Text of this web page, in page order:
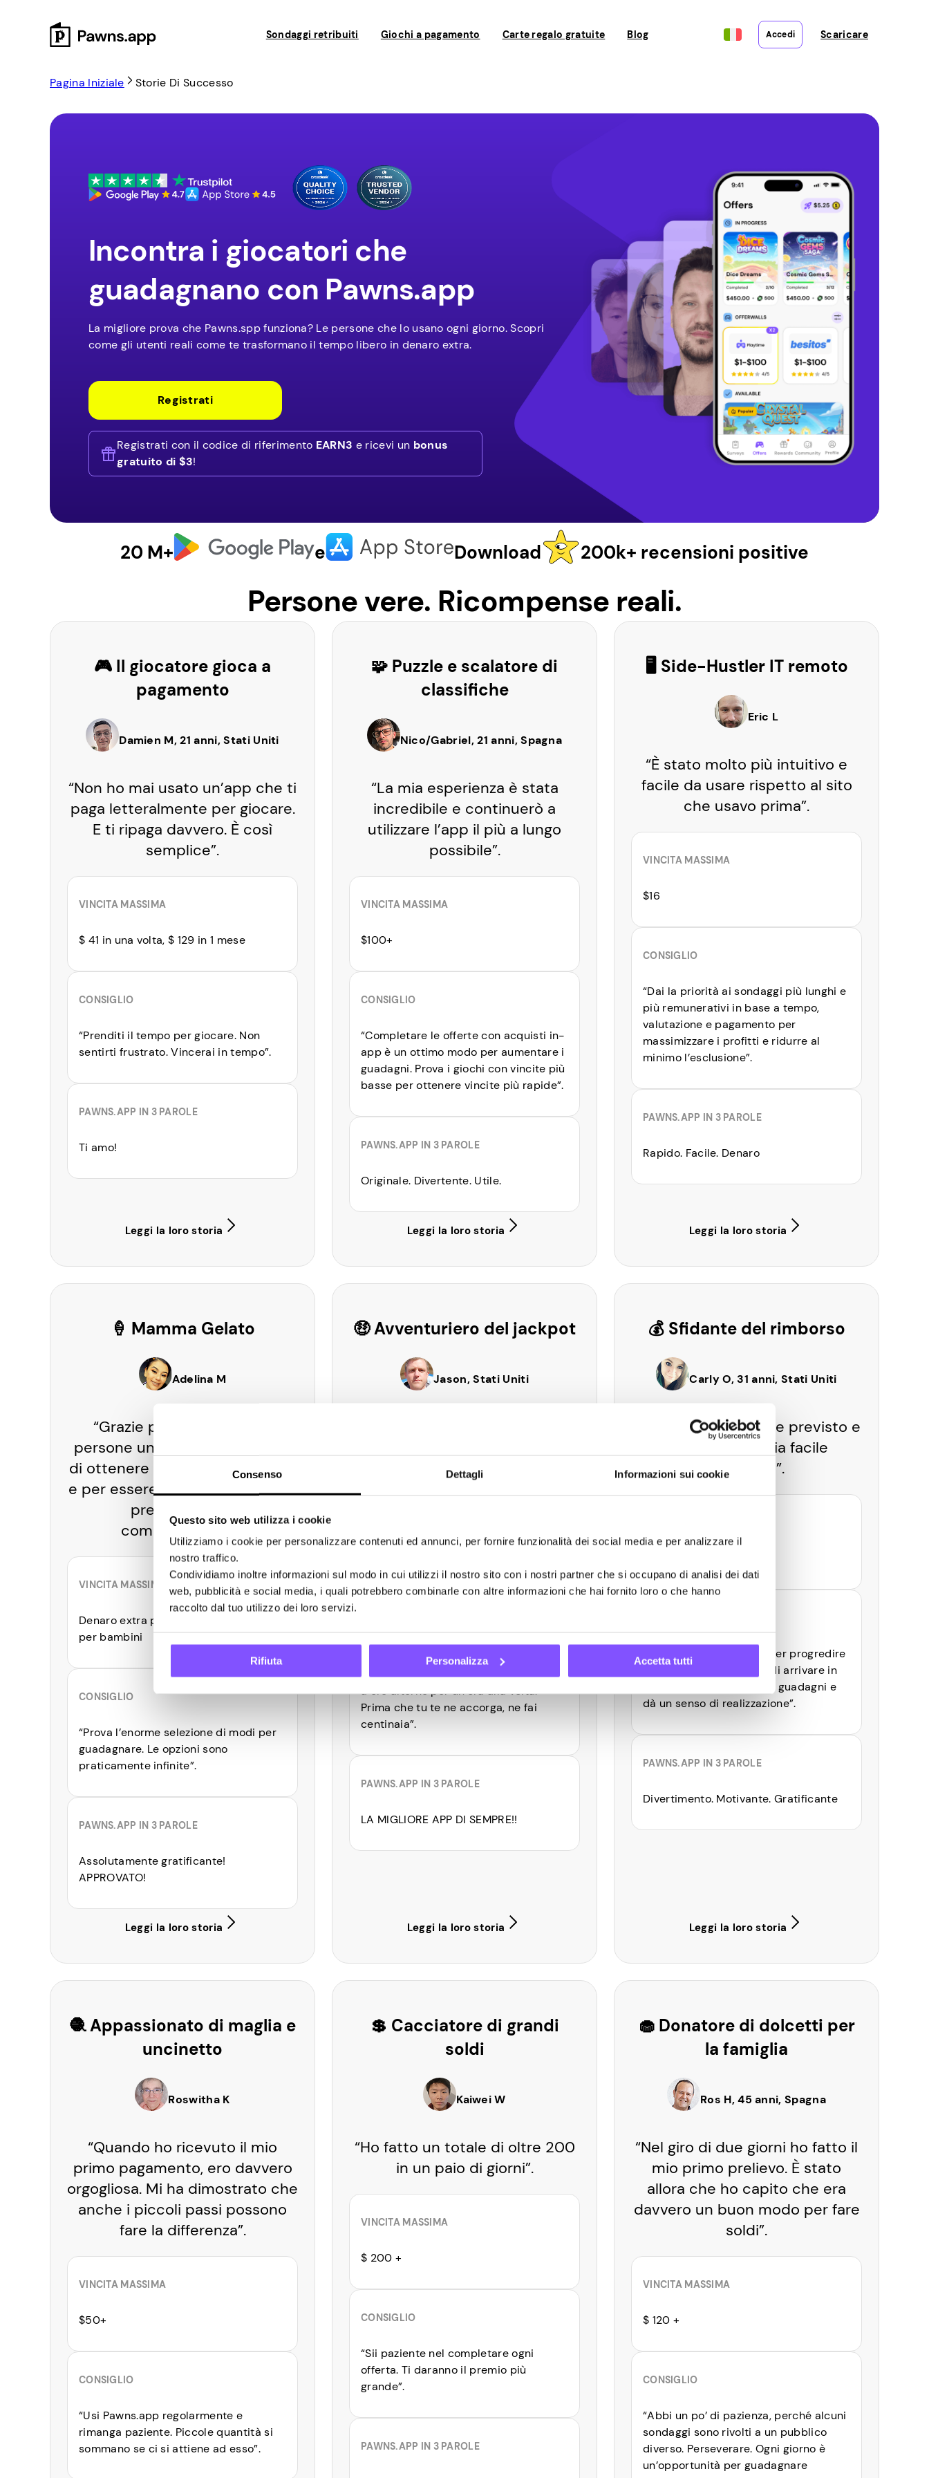
Consenso Dettagli Informazioni sui cookie
Questo sito web utilizza i cookie
Utilizziamo i cookie per personalizzare contenuti ed annunci, per fornire funzionalità dei social media e per analizzare il
nostro traffico.
Condividiamo inoltre informazioni sul modo in cui utilizzi il nostro sito con i nostri partner che si occupano di analisi dei dati
web, pubblicità e social media, i quali potrebbero combinarle con altre informazioni che hai fornito loro o che hanno
raccolto dal tuo utilizzo dei loro servizi.
Rifiuta Personalizza Accetta tutti
Sondaggi retribuiti Giochi a pagamento Carte regalo gratuite Blog Accedi Scaricare
Pagina Iniziale Storie Di Successo
Incontra i giocatori che
guadagnano con Pawns.app
La migliore prova che Pawns.spp funziona? Le persone che lo usano ogni giorno. Scopri
come gli utenti reali come te trasformano il tempo libero in denaro extra.
Registrati
Registrati con il codice di riferimento EARN3 e ricevi un bonus
gratuito di $3!
20 M+ e Download 200k+ recensioni positive
Persone vere. Ricompense reali.
🎮 Il giocatore gioca a
pagamento
Damien M, 21 anni, Stati Uniti
“Non ho mai usato un’app che ti
paga letteralmente per giocare.
E ti ripaga davvero. È così
semplice”.
VINCITA MASSIMA
$ 41 in una volta, $ 129 in 1 mese
CONSIGLIO
“Prenditi il tempo per giocare. Non
sentirti frustrato. Vincerai in tempo”.
PAWNS.APP IN 3 PAROLE
Ti amo!
Leggi la loro storia
🧩 Puzzle e scalatore di
classifiche
Nico/Gabriel, 21 anni, Spagna
“La mia esperienza è stata
incredibile e continuerò a
utilizzare l’app il più a lungo
possibile”.
VINCITA MASSIMA
$100+
CONSIGLIO
“Completare le offerte con acquisti in-
app è un ottimo modo per aumentare i
guadagni. Prova i giochi con vincite più
basse per ottenere vincite più rapide”.
PAWNS.APP IN 3 PAROLE
Originale. Divertente. Utile.
Leggi la loro storia
🖥️ Side-Hustler IT remoto
Eric L
“È stato molto più intuitivo e
facile da usare rispetto al sito
che usavo prima”.
VINCITA MASSIMA
$16
CONSIGLIO
“Dai la priorità ai sondaggi più lunghi e
più remunerativi in base a tempo,
valutazione e pagamento per
massimizzare i profitti e ridurre al
minimo l’esclusione”.
PAWNS.APP IN 3 PAROLE
Rapido. Facile. Denaro
Leggi la loro storia
🍦 Mamma Gelato
Adelina M
“Grazie per aver dato alle
persone una reale opportunità
di ottenere qualche soldo in più
e per essere stati generosi con i
premi offerti al
completamento”.
VINCITA MASSIMA
Denaro extra per comprare il gelato
per bambini
CONSIGLIO
“Prova l’enorme selezione di modi per
guadagnare. Le opzioni sono
praticamente infinite”.
PAWNS.APP IN 3 PAROLE
Assolutamente gratificante!
APPROVATO!
Leggi la loro storia
🤑 Avventuriero del jackpot
Jason, Stati Uniti
divertente la tua app. È
VINCITA MASSIMA
Centinaia
“Rimani coerente e tieni il ritmo. Gioca
a ore alterne per un’ora alla volta.
Prima che tu te ne accorga, ne fai
centinaia”.
PAWNS.APP IN 3 PAROLE
LA MIGLIORE APP DI SEMPRE!!
Leggi la loro storia
💰 Sfidante del rimborso
Carly O, 31 anni, Stati Uniti
“Tutto funziona come previsto e
adoro quanto sia facile
incassare”.
“Spendi soldi nei giochi per progredire
più velocemente. Cerca di arrivare in
classifica. Aumenta i tuoi guadagni e
dà un senso di realizzazione”.
PAWNS.APP IN 3 PAROLE
Divertimento. Motivante. Gratificante
Leggi la loro storia
🧶 Appassionato di maglia e
uncinetto
Roswitha K
“Quando ho ricevuto il mio
primo pagamento, ero davvero
orgogliosa. Mi ha dimostrato che
anche i piccoli passi possono
fare la differenza”.
VINCITA MASSIMA
$50+
CONSIGLIO
“Usi Pawns.app regolarmente e
rimanga paziente. Piccole quantità si
sommano se ci si attiene ad esso”.
💲 Cacciatore di grandi
soldi
Kaiwei W
“Ho fatto un totale di oltre 200
in un paio di giorni”.
VINCITA MASSIMA
$ 200 +
CONSIGLIO
“Sii paziente nel completare ogni
offerta. Ti daranno il premio più
grande”.
PAWNS.APP IN 3 PAROLE
🧁 Donatore di dolcetti per
la famiglia
Ros H, 45 anni, Spagna
“Nel giro di due giorni ho fatto il
mio primo prelievo. È stato
allora che ho capito che era
davvero un buon modo per fare
soldi”.
VINCITA MASSIMA
$ 120 +
CONSIGLIO
“Abbi un po’ di pazienza, perché alcuni
sondaggi sono rivolti a un pubblico
diverso. Perseverare. Ogni giorno è
un’opportunità per guadagnare